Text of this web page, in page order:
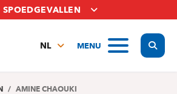
SPOEDGEVALLEN
MENU
NL
EN
AMINE CHAOUKI